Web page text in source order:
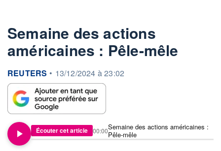
Semaine des actions
américaines : Pêle-mêle
information fournie par
REUTERS • 13/12/2024 à 23:02
Écouter cet article
Semaine des actions américaines :
Pêle-mêle
00:00